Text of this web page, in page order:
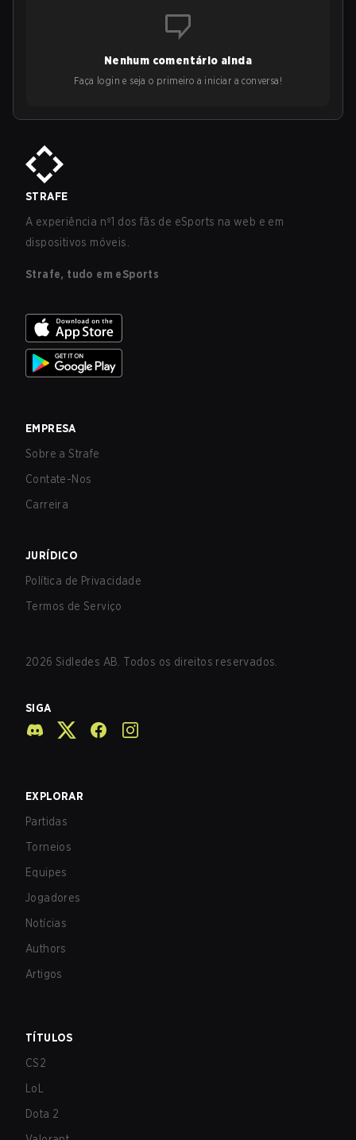
Nenhum comentário ainda
Faça login e seja o primeiro a iniciar a conversa!
STRAFE
A experiência nº1 dos fãs de eSports na web e em
dispositivos móveis.
Strafe, tudo em eSports
EMPRESA
Sobre a Strafe
Contate-Nos
Carreira
JURÍDICO
Política de Privacidade
Termos de Serviço
2026 Sidledes AB. Todos os direitos reservados.
SIGA
EXPLORAR
Partidas
Torneios
Equipes
Jogadores
Notícias
Authors
Artigos
TÍTULOS
CS2
LoL
Dota 2